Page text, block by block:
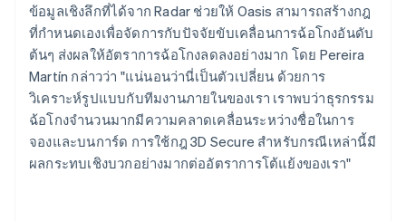
ข้อมูลเชิงลึกที่ได้จาก Radar ช่วยให้ Oasis สามารถสร้างกฎ
ที่กำหนดเองเพื่อจัดการกับปัจจัยขับเคลื่อนการฉ้อโกงอันดับ
ต้นๆ ส่งผลให้อัตราการฉ้อโกงลดลงอย่างมาก โดย Pereira
Martín กล่าวว่า "แน่นอนว่านี่เป็นตัวเปลี่ยน ด้วยการ
วิเคราะห์รูปแบบกับทีมงานภายในของเรา เราพบว่าธุรกรรม
ฉ้อโกงจำนวนมากมีความคลาดเคลื่อนระหว่างชื่อในการ
จองและบนการ์ด การใช้กฎ 3D Secure สำหรับกรณีเหล่านี้มี
ผลกระทบเชิงบวกอย่างมากต่ออัตราการโต้แย้งของเรา"